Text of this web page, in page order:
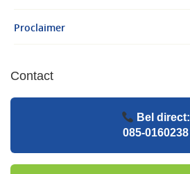
Proclaimer
Contact
Bel direct:
085-0160238